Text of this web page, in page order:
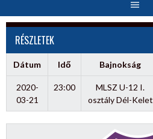
RÉSZLETEK
Dátum Idő Bajnokság
2020-
03-21
23:00
MLSZ U-12 I.
osztály Dél-Kelet